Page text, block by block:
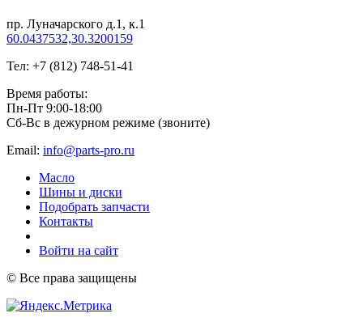
пр. Луначарского д.1, к.1
60.0437532,30.3200159
Тел: +7 (812) 748-51-41
Время работы:
Пн-Пт 9:00-18:00
Сб-Вс в дежурном режиме (звоните)
Email: info@parts-pro.ru
Масло
Шины и диски
Подобрать запчасти
Контакты
Войти на сайт
© Все права защищены